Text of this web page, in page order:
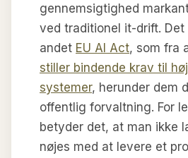
gennemsigtighed
ved traditionel it-drift.
andet EU AI Act, som fra
stiller bindende krav til
systemer, herunder dem
offentlig forvaltning. For
betyder det, at man ikke
nøjes med at levere et